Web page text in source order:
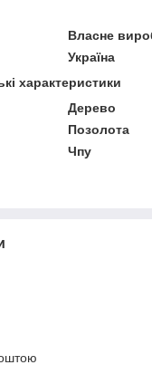
Власне
Україна
характеристики
Дерево
Позолота
Чпу